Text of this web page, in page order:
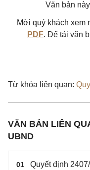
Văn bản
Mời quý khách xem
PDF. Để tải văn
Từ khóa liên quan:
VĂN BẢN LIÊN
UBND
01
Quyết định